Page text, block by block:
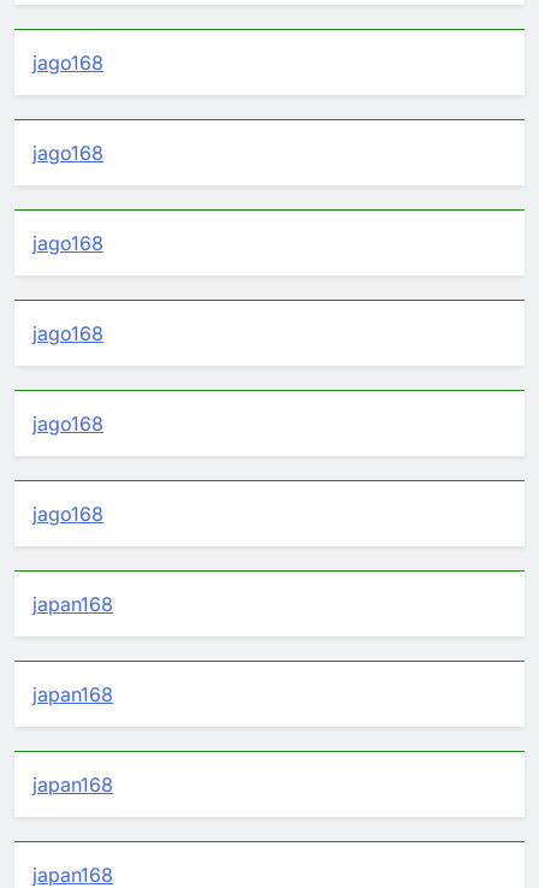
jago168
jago168
jago168
jago168
jago168
jago168
japan168
japan168
japan168
japan168